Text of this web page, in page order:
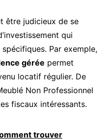
être judicieux de se
qui
Par exemple,
gérée permet
locatif régulier. De
Non Professionnel
fiscaux intéressants.
trouver